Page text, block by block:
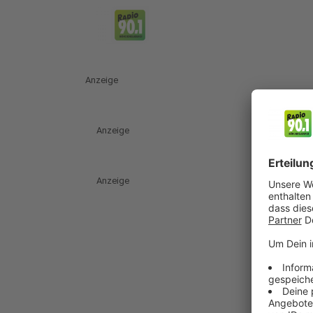
Anzeige
Anzeige
Anzeige